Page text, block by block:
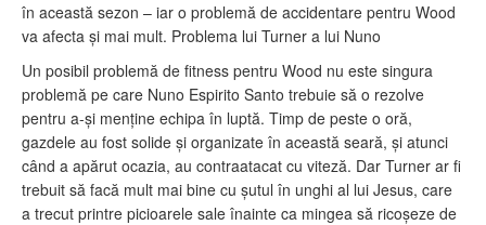
în această sezon – iar o problemă de accidentare pentru Wood
va afecta și mai mult. Problema lui Turner a lui Nuno
Un posibil problemă de fitness pentru Wood nu este singura
problemă pe care Nuno Espirito Santo trebuie să o rezolve
pentru a-și menține echipa în luptă. Timp de peste o oră,
gazdele au fost solide și organizate în această seară, și atunci
când a apărut ocazia, au contraatacat cu viteză. Dar Turner ar fi
trebuit să facă mult mai bine cu șutul în unghi al lui Jesus, care
a trecut printre picioarele sale înainte ca mingea să ricoșeze de